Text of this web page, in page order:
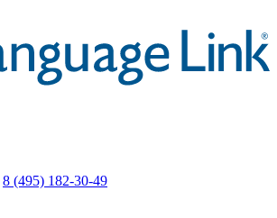
8 (495) 182-30-49